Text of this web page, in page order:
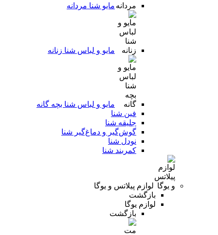
مایو شنا مردانه
مایو و لباس شنا زنانه
مایو و لباس شنا بچه گانه
فین شنا
جلیقه شنا
گوش‌گیر و دماغ‌گیر شنا
نودل شنا
کمربند شنا
لوازم پیلاتس و یوگا
بازگشت
لوازم یوگا
بازگشت